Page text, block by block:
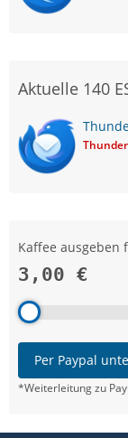
Aktuelle 140
Thunder
Kaffee ausgeben
3,00 €
Per Paypal
*Weiterleitung zu